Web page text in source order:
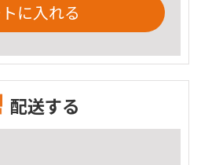
に入れる
配送する